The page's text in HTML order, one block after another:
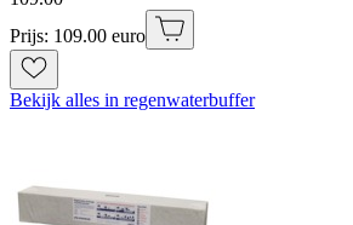
Prijs: 109.00 euro
Bekijk alles in regenwaterbuffer